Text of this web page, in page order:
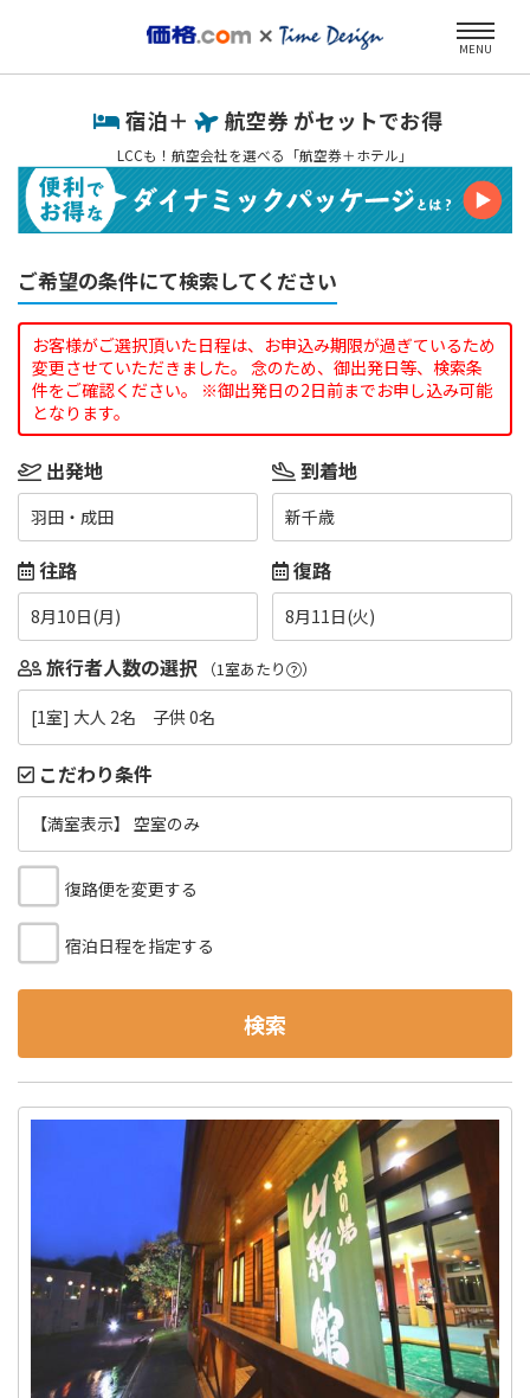
MENU
宿泊＋ 航空券 がセットでお得
LCCも！航空会社を選べる「航空券＋ホテル」
ご希望の条件にて検索してください
お客様がご選択頂いた日程は、お申込み期限が過ぎているため
変更させていただきました。 念のため、御出発日等、検索条
件をご確認ください。 ※御出発日の2日前までお申し込み可能
となります。
出発地
羽田・成田
到着地
新千歳
往路
8月10日(月)
復路
8月11日(火)
旅行者人数の選択 （1室あたり ）
[1室] 大人 2名 子供 0名
こだわり条件
【満室表示】 空室のみ
復路便を変更する
宿泊日程を指定する
検索